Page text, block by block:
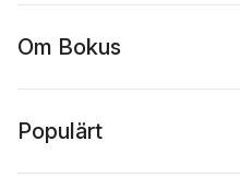
Om Bokus
Populärt